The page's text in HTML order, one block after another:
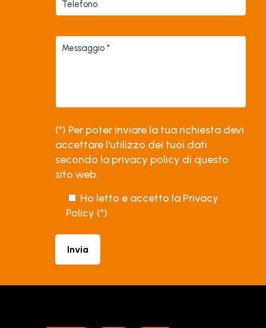
(*) Per poter inviare la tua richiesta devi
accettare l'utilizzo dei tuoi dati
secondo la privacy policy di questo
sito web.
Ho letto e accetto la Privacy
Policy (*)